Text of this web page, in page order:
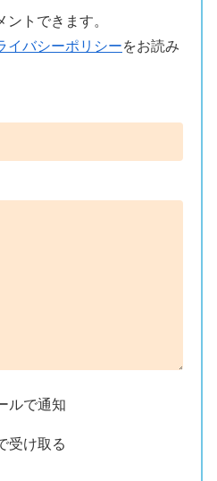
トできます。
イバシーポリシーをお読み
ルで通知
受け取る